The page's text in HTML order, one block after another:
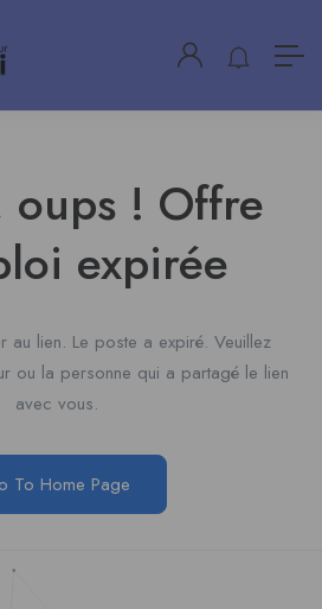
oups ! Offre
expirée
au lien. Le poste a expiré. Veuillez
ou la personne qui a partagé le lien
avec vous.
To Home Page